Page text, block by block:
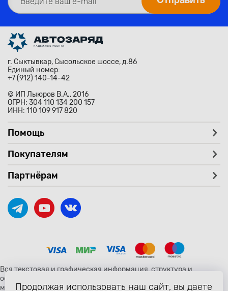
г. Сыктывкар, Сысольское шоссе, д.86
Единый номер:
+7 (912) 140-14-42
© ИП Лыюров В.А., 2016
ОГРН: 304 110 134 200 157
ИНН: 110 109 917 820
Помощь
Покупателям
Партнёрам
Вся текстовая и графическая информация, структура и
оформление страницы avtozaryad.ru защищены российскими и
международными законами и соглашениями об охране
Продолжая использовать наш сайт, вы даете